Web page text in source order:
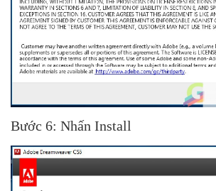
Bước 6: Nhấn Install